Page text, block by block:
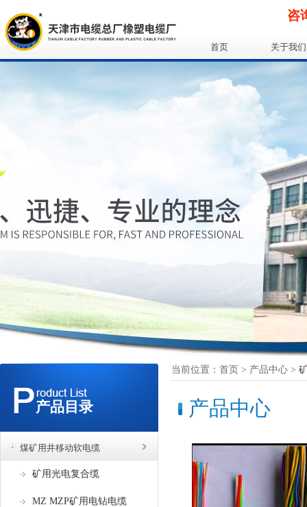
咨
首页 关于我们
产品目录
煤矿用井移动软电缆
矿用光电复合缆
MZ MZP矿用电钻电缆
当前位置：首页 > 产品中心 >
产品中心